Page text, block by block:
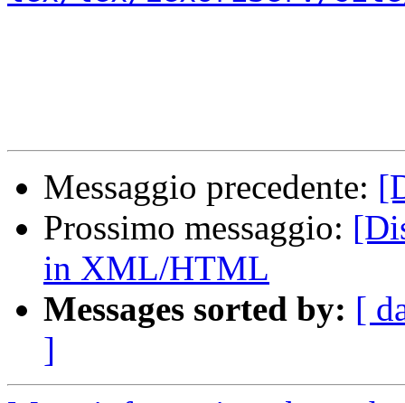
Messaggio precedente:
Prossimo messaggio:
in XML/HTML
Messages sorted by: [
]